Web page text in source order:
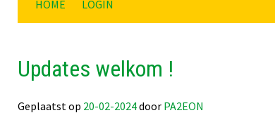
HOME LOGIN
Updates welkom !
Geplaatst op 20-02-2024door PA2EON